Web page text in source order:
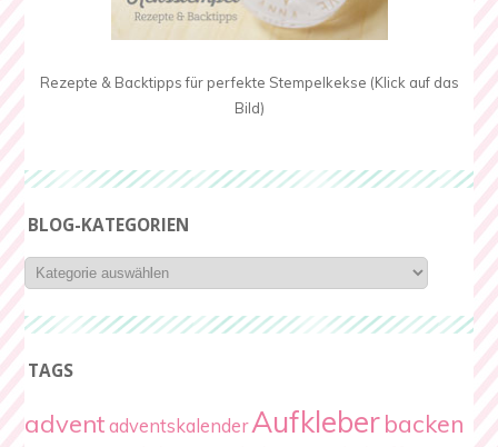
Rezepte & Backtipps für perfekte Stempelkekse (Klick auf das
Bild)
BLOG-KATEGORIEN
Blog-
Kategorien
TAGS
advent adventskalenderAufkleberbacken